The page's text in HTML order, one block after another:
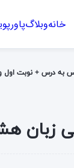
خانهوبلاگ
به درس + نوبت اول